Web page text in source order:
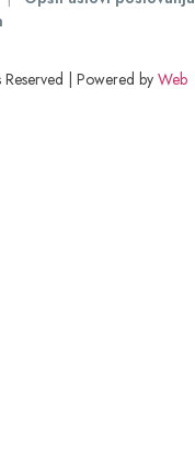
Reserved | Powered by Web